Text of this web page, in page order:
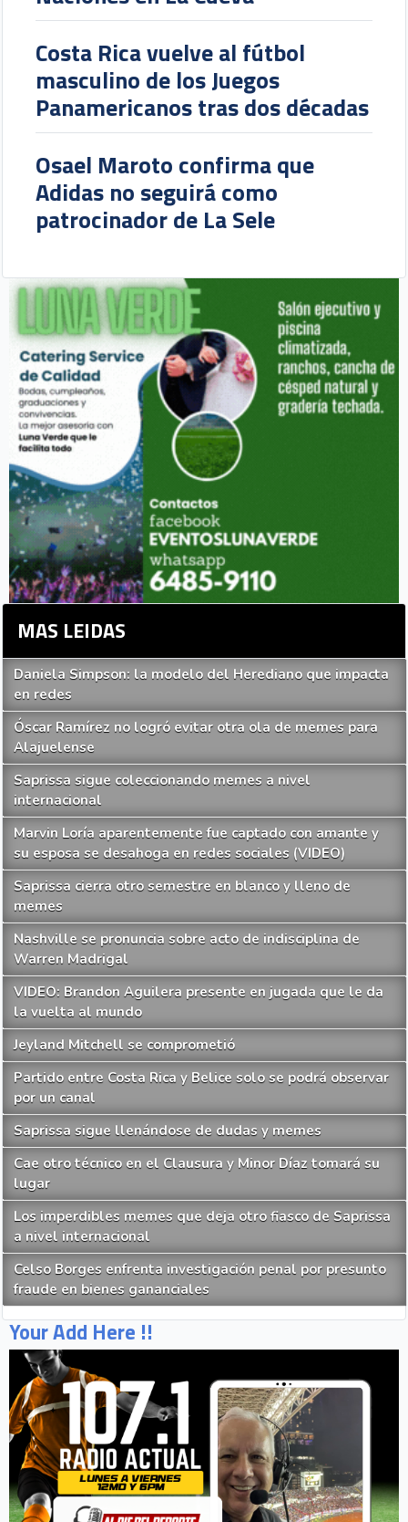
Costa Rica vuelve al fútbol
masculino de los Juegos
Panamericanos tras dos décadas
Osael Maroto confirma que
Adidas no seguirá como
patrocinador de La Sele
MAS LEIDAS
Daniela Simpson: la modelo del Herediano que impacta
en redes
Óscar Ramírez no logró evitar otra ola de memes para
Alajuelense
Saprissa sigue coleccionando memes a nivel
internacional
Marvin Loría aparentemente fue captado con amante y
su esposa se desahoga en redes sociales (VIDEO)
Saprissa cierra otro semestre en blanco y lleno de
memes
Nashville se pronuncia sobre acto de indisciplina de
Warren Madrigal
VIDEO: Brandon Aguilera presente en jugada que le da
la vuelta al mundo
Jeyland Mitchell se comprometió
Partido entre Costa Rica y Belice solo se podrá observar
por un canal
Saprissa sigue llenándose de dudas y memes
Cae otro técnico en el Clausura y Minor Díaz tomará su
lugar
Los imperdibles memes que deja otro fiasco de Saprissa
a nivel internacional
Celso Borges enfrenta investigación penal por presunto
fraude en bienes gananciales
Your Add Here !!